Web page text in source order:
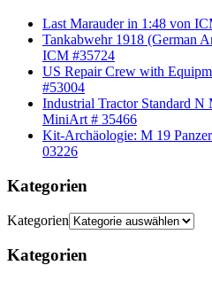
Last Marauder in 1:48 von
Tankabwehr 1918 (German
ICM #35724
US Repair Crew with
#53004
Industrial Tractor Standard
MiniArt # 35466
Kit-Archäologie: M 19
03226
Kategorien
Kategorien
Kategorien